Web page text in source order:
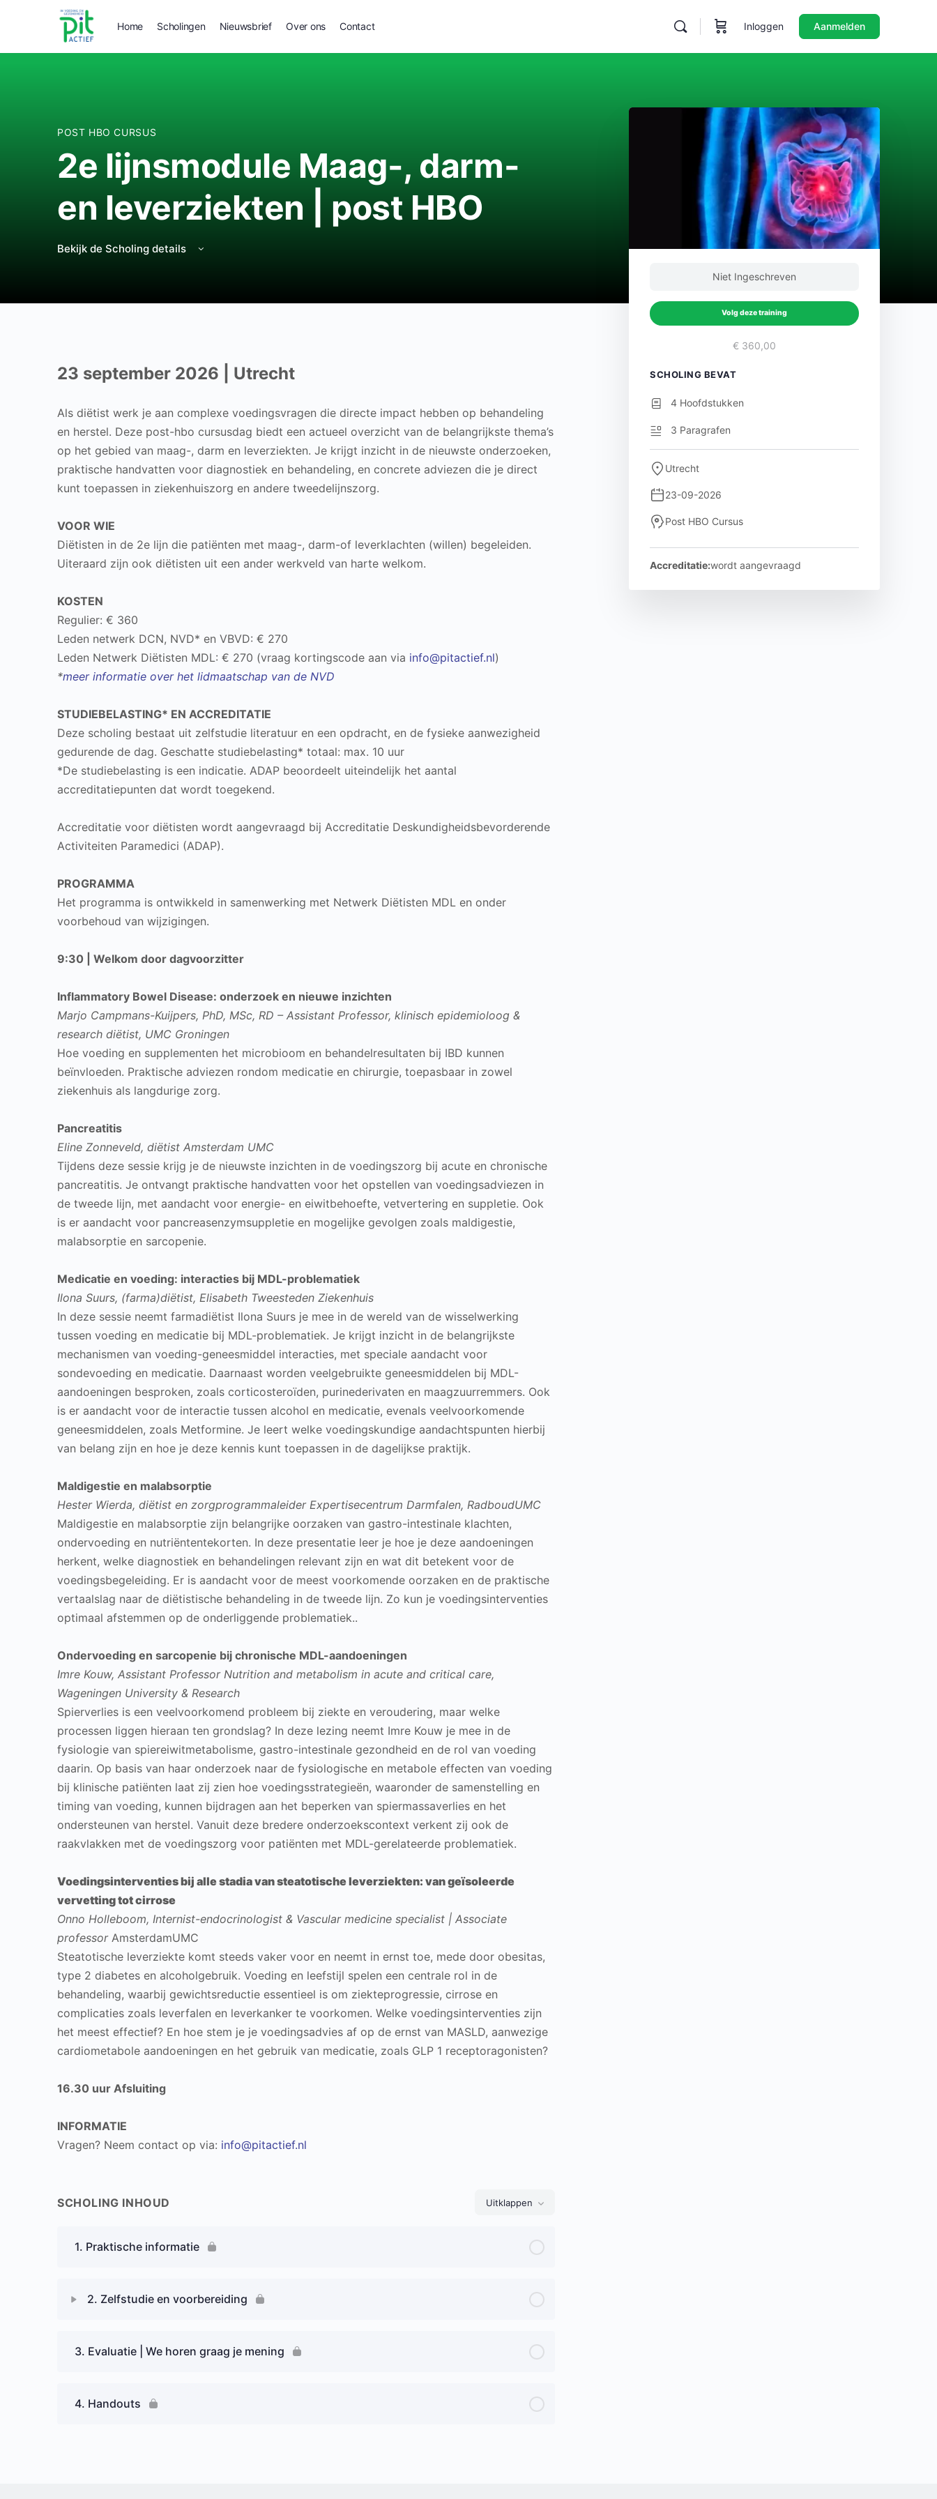
Home Scholingen Nieuwsbrief Over ons Contact Inloggen Aanmelden
POST HBO CURSUS
2e lijnsmodule Maag-, darm-
en leverziekten | post HBO
Bekijk de Scholing details
23 september 2026 | Utrecht
Als diëtist werk je aan complexe voedingsvragen die directe impact hebben op behandeling
en herstel. Deze post-hbo cursusdag biedt een actueel overzicht van de belangrijkste thema’s
op het gebied van maag-, darm en leverziekten. Je krijgt inzicht in de nieuwste onderzoeken,
praktische handvatten voor diagnostiek en behandeling, en concrete adviezen die je direct
kunt toepassen in ziekenhuiszorg en andere tweedelijnszorg.
VOOR WIE
Diëtisten in de 2e lijn die patiënten met maag-, darm-of leverklachten (willen) begeleiden.
Uiteraard zijn ook diëtisten uit een ander werkveld van harte welkom.
KOSTEN
Regulier: € 360
Leden netwerk DCN, NVD* en VBVD: € 270
Leden Netwerk Diëtisten MDL: € 270 (vraag kortingscode aan via info@pitactief.nl)
*meer informatie over het lidmaatschap van de NVD
STUDIEBELASTING* EN ACCREDITATIE
Deze scholing bestaat uit zelfstudie literatuur en een opdracht, en de fysieke aanwezigheid
gedurende de dag. Geschatte studiebelasting* totaal: max. 10 uur
*De studiebelasting is een indicatie. ADAP beoordeelt uiteindelijk het aantal
accreditatiepunten dat wordt toegekend.
Accreditatie voor diëtisten wordt aangevraagd bij Accreditatie Deskundigheidsbevorderende
Activiteiten Paramedici (ADAP).
PROGRAMMA
Het programma is ontwikkeld in samenwerking met Netwerk Diëtisten MDL en onder
voorbehoud van wijzigingen.
9:30 | Welkom door dagvoorzitter
Inflammatory Bowel Disease: onderzoek en nieuwe inzichten
Marjo Campmans-Kuijpers, PhD, MSc, RD – Assistant Professor, klinisch epidemioloog &
research diëtist, UMC Groningen
Hoe voeding en supplementen het microbioom en behandelresultaten bij IBD kunnen
beïnvloeden. Praktische adviezen rondom medicatie en chirurgie, toepasbaar in zowel
ziekenhuis als langdurige zorg.
Pancreatitis
Eline Zonneveld, diëtist Amsterdam UMC
Tijdens deze sessie krijg je de nieuwste inzichten in de voedingszorg bij acute en chronische
pancreatitis. Je ontvangt praktische handvatten voor het opstellen van voedingsadviezen in
de tweede lijn, met aandacht voor energie- en eiwitbehoefte, vetvertering en suppletie. Ook
is er aandacht voor pancreasenzymsuppletie en mogelijke gevolgen zoals maldigestie,
malabsorptie en sarcopenie.
Medicatie en voeding: interacties bij MDL-problematiek
Ilona Suurs, (farma)diëtist, Elisabeth Tweesteden Ziekenhuis
In deze sessie neemt farmadiëtist Ilona Suurs je mee in de wereld van de wisselwerking
tussen voeding en medicatie bij MDL-problematiek. Je krijgt inzicht in de belangrijkste
mechanismen van voeding-geneesmiddel interacties, met speciale aandacht voor
sondevoeding en medicatie. Daarnaast worden veelgebruikte geneesmiddelen bij MDL-
aandoeningen besproken, zoals corticosteroïden, purinederivaten en maagzuurremmers. Ook
is er aandacht voor de interactie tussen alcohol en medicatie, evenals veelvoorkomende
geneesmiddelen, zoals Metformine. Je leert welke voedingskundige aandachtspunten hierbij
van belang zijn en hoe je deze kennis kunt toepassen in de dagelijkse praktijk.
Maldigestie en malabsorptie
Hester Wierda, diëtist en zorgprogrammaleider Expertisecentrum Darmfalen, RadboudUMC
Maldigestie en malabsorptie zijn belangrijke oorzaken van gastro-intestinale klachten,
ondervoeding en nutriëntentekorten. In deze presentatie leer je hoe je deze aandoeningen
herkent, welke diagnostiek en behandelingen relevant zijn en wat dit betekent voor de
voedingsbegeleiding. Er is aandacht voor de meest voorkomende oorzaken en de praktische
vertaalslag naar de diëtistische behandeling in de tweede lijn. Zo kun je voedingsinterventies
optimaal afstemmen op de onderliggende problematiek..
Ondervoeding en sarcopenie bij chronische MDL-aandoeningen
Imre Kouw, Assistant Professor Nutrition and metabolism in acute and critical care,
Wageningen University & Research
Spierverlies is een veelvoorkomend probleem bij ziekte en veroudering, maar welke
processen liggen hieraan ten grondslag? In deze lezing neemt Imre Kouw je mee in de
fysiologie van spiereiwitmetabolisme, gastro-intestinale gezondheid en de rol van voeding
daarin. Op basis van haar onderzoek naar de fysiologische en metabole effecten van voeding
bij klinische patiënten laat zij zien hoe voedingsstrategieën, waaronder de samenstelling en
timing van voeding, kunnen bijdragen aan het beperken van spiermassaverlies en het
ondersteunen van herstel. Vanuit deze bredere onderzoekscontext verkent zij ook de
raakvlakken met de voedingszorg voor patiënten met MDL-gerelateerde problematiek.
Voedingsinterventies bij alle stadia van steatotische leverziekten: van geïsoleerde
vervetting tot cirrose
Onno Holleboom, Internist-endocrinologist & Vascular medicine specialist | Associate
professorAmsterdamUMC
Steatotische leverziekte komt steeds vaker voor en neemt in ernst toe, mede door obesitas,
type 2 diabetes en alcoholgebruik. Voeding en leefstijl spelen een centrale rol in de
behandeling, waarbij gewichtsreductie essentieel is om ziekteprogressie, cirrose en
complicaties zoals leverfalen en leverkanker te voorkomen. Welke voedingsinterventies zijn
het meest effectief? En hoe stem je je voedingsadvies af op de ernst van MASLD, aanwezige
cardiometabole aandoeningen en het gebruik van medicatie, zoals GLP 1 receptoragonisten?
16.30 uur Afsluiting
INFORMATIE
Vragen? Neem contact op via: info@pitactief.nl
SCHOLING INHOUD Uitklappen
1. Praktische informatie
2. Zelfstudie en voorbereiding
3. Evaluatie | We horen graag je mening
4. Handouts
Niet Ingeschreven
Volg deze training
€ 360,00
SCHOLING BEVAT
4 Hoofdstukken
3 Paragrafen
Utrecht
23-09-2026
Post HBO Cursus
Accreditatie:wordt aangevraagd